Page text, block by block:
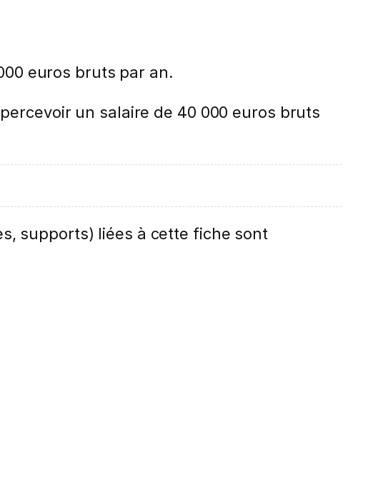
euros bruts par an.
un salaire de 40 000 euros bruts
supports) liées à cette fiche sont